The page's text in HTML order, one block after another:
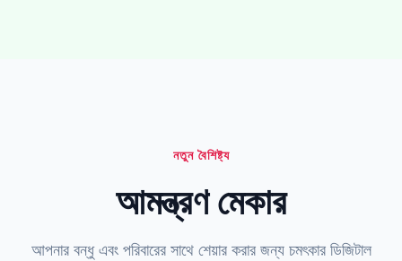
নতুন বৈশিষ্ট্য
আমন্ত্রণ মেকার
আপনার বন্ধু এবং পরিবারের সাথে শেয়ার করার জন্য চমৎকার ডিজিটাল